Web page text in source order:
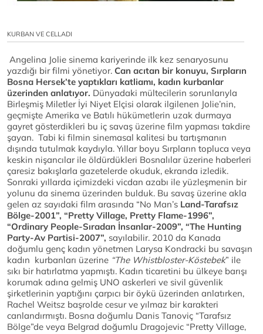
KURBAN VE CELLADI
Angelina Jolie sinema kariyerinde ilk kez senaryosunu
yazdığı bir filmi yönetiyor. Can acıtan bir konuyu, Sırpların
Bosna Hersek’te yaptıkları katliamı, kadın kurbanlar
üzerinden anlatıyor. Dünyadaki mültecilerin sorunlarıyla
Birleşmiş Miletler İyi Niyet Elçisi olarak ilgilenen Jolie’nin,
geçmişte Amerika ve Batılı hükümetlerin uzak durmaya
gayret gösterdikleri bu iç savaş üzerine film yapması takdire
şayan. Tabi ki filmin sinemasal kalitesi bu tartışmanın
dışında tutulmak kaydıyla. Yıllar boyu Sırpların topluca veya
keskin nişancılar ile öldürdükleri Bosnalılar üzerine haberleri
çaresiz bakışlarla gazetelerde okuduk, ekranda izledik.
Sonraki yıllarda içimizdeki vicdan azabı ile yüzleşmenin bir
yolunu da sinema üzerinden bulduk. Bu savaş üzerine akla
gelen az sayıdaki film arasında “No Man’s Land-Tarafsız
Bölge-2001”, “Pretty Village, Pretty Flame-1996”,
“Ordinary People-Sıradan İnsanlar-2009”, “The Hunting
Party-Av Partisi-2007”, sayılabilir. 2010 da Kanada
doğumlu genç kadın yönetmen Larysa Kondracki bu savaşın
kadın kurbanları üzerine “The Whistbloster-Köstebek” ile
sıkı bir hatırlatma yapmıştı. Kadın ticaretini bu ülkeye barışı
korumak adına gelmiş UNO askerleri ve sivil güvenlik
şirketlerinin yaptığını çarpıcı bir öykü üzerinden anlatırken,
Rachel Weitsz başrolde cesur ve yılmaz bir karakteri
canlandırmıştı. Bosna doğumlu Danis Tanoviç “Tarafsız
Bölge”de veya Belgrad doğumlu Dragojevic “Pretty Village,